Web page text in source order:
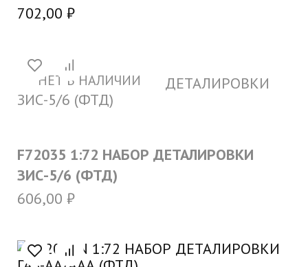
702,00 ₽
НЕТ В НАЛИЧИИ
F72035 1:72 НАБОР ДЕТАЛИРОВКИ
ЗИС-5/6 (ФТД)
606,00 ₽